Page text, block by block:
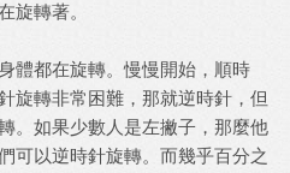
轉著。
都在旋轉。慢慢開始，順時
旋轉非常困難，那就逆時針，但
。如果少數人是左撇子，那麼他
可以逆時針旋轉。而幾乎百分之